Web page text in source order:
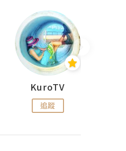
KuroTV
追蹤